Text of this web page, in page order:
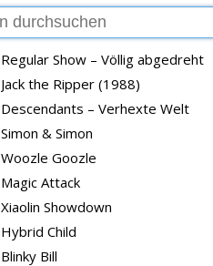
Regular Show – Völlig abgedreht
Jack the Ripper (1988)
Descendants – Verhexte Welt
Simon & Simon
Woozle Goozle
Magic Attack
Xiaolin Showdown
Hybrid Child
Blinky Bill